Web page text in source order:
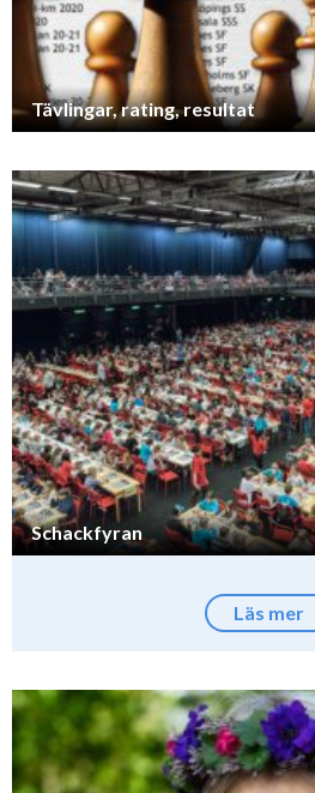
Tävlingar, rating, resultat
Schackfyran
Läs mer